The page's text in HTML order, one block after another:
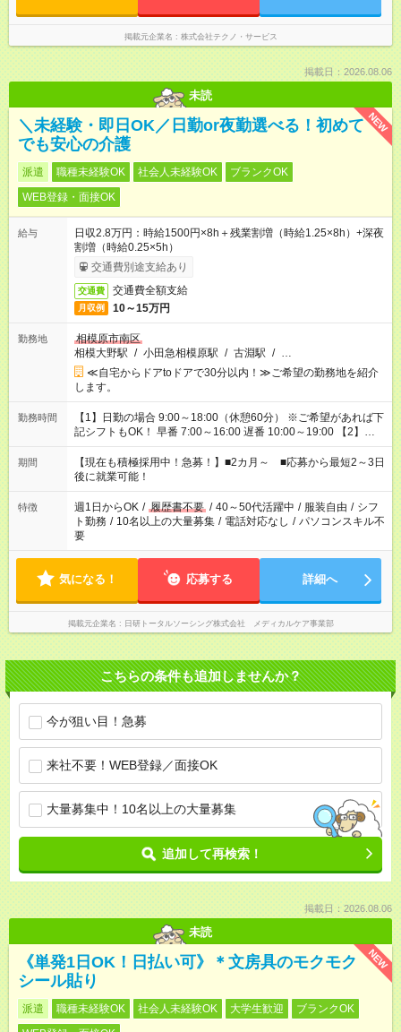
掲載元企業名 株式会社テクノ・サービス
掲載日：2026.08.06
未読
NEW
＼未経験・即日OK／日勤or夜勤選べる！初めて
でも安心の介護
派遣 職種未経験OK 社会人未経験OK
ブランクOK
WEB登録・面接OK
給与
日収2.8万円：時給1500円×8h＋残業割増（時給1.25×8h）+深夜
割増（時給0.25×5h）
交通費別途支給あり
交通費 交通費全額支給
月収例 10～15万円
勤務地
相模原市南区
相模大野駅 / 小田急相模原駅 / 古淵駅 / …
≪自宅からドアtoドアで30分以内！≫ご希望の勤務地を紹介
します。
勤務時間
【1】日勤の場合 9:00～18:00（休憩60分） ※ご希望があれば下
記シフトもOK！ 早番 7:00～16:00 遅番 10:00～19:00 【2】夜
勤の場合 16:30～翌9:30 16:30～翌10:30など ※Wワーク希望の
方へ 今ご覧のお仕事で希望する勤務時間と、もう1つのお仕事の
勤務時間。 合計で週40時間を超える場合は応募できません。
期間
【現在も積極採用中！急募！】■2カ月～ ■応募から最短2～3日
後に就業可能！
特徴 週1日からOK / 履歴書不要 / 40～50代活躍中 / 服装自由 / シフ
ト勤務 / 10名以上の大量募集 / 電話対応なし / パソコンスキル不
要
気になる！ 応募する 詳細へ
掲載元企業名 日研トータルソーシング株式会社 メディカルケア事業部
こちらの条件も追加しませんか？
今が狙い目！急募
来社不要！WEB登録／面接OK
大量募集中！10名以上の大量募集
追加して再検索！
掲載日：2026.08.06
未読
NEW
《単発1日OK！日払い可》＊文房具のモクモク
シール貼り
派遣 職種未経験OK 社会人未経験OK 大学生歓迎
ブランクOK